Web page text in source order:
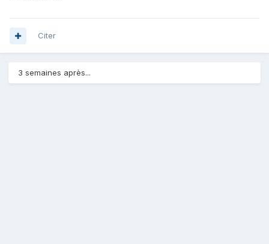
Citer
3 semaines après...